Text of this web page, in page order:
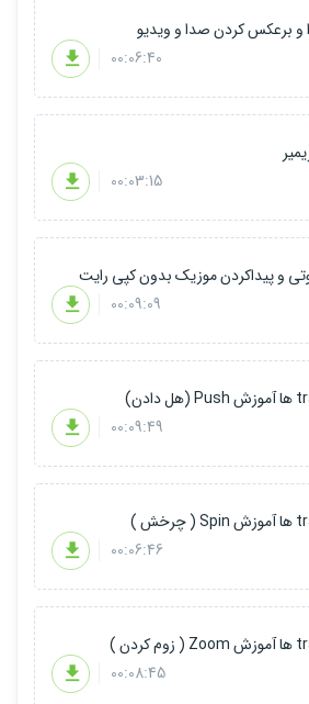
برعکس کردن صدا و ویدیو
00:06:40
00:03:15
و پیداکردن موزیک بدون کپی رایت
00:09:09
00:09:49
00:06:46
00:08:45